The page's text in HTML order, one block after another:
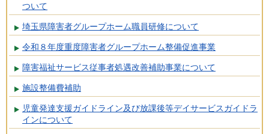
ついて
埼玉県障害者グループホーム職員研修について
令和８年度重度障害者グループホーム整備促進事業
障害福祉サービス従事者処遇改善補助事業について
施設整備費補助
児童発達支援ガイドライン及び放課後等デイサービスガイドラ
インについて